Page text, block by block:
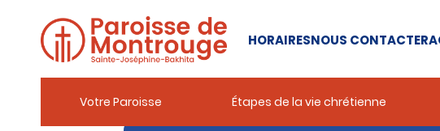
HORAIRESNOUS CONTACTER
Votre Paroisse Étapes de la vie chrétienne